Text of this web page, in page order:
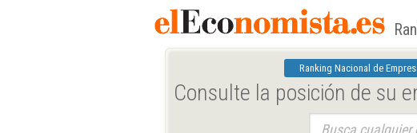
Ranking Nacional de
Consulte la posición de su